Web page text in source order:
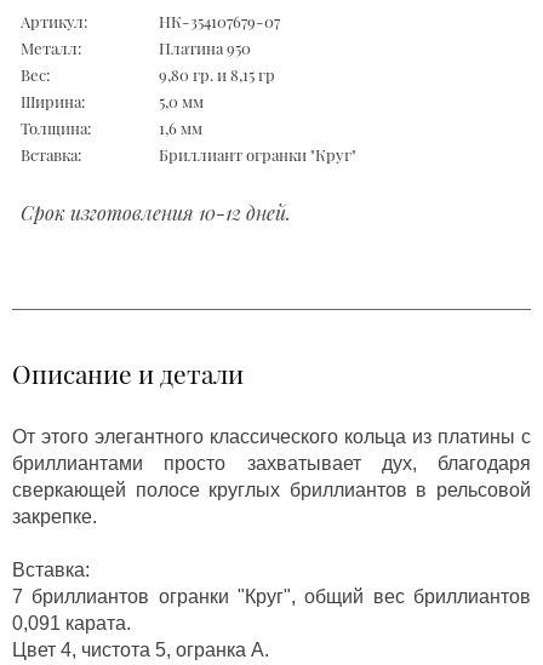
Артикул:
НК-354107679-07
Металл:
Платина 950
Вес:
9,80 гр. и 8,15 гр
Ширина:
5,0 мм
Толщина:
1,6 мм
Вставка:
Бриллиант огранки "Круг"
Срок изготовления 10-12 дней.
Описание и детали
От этого элегантного классического кольца из платины с
бриллиантами просто захватывает дух, благодаря
сверкающей полосе круглых бриллиантов в рельсовой
закрепке.
Вставка:
7 бриллиантов огранки "Круг", общий вес бриллиантов
0,091 карата.
Цвет 4, чистота 5, огранка А.